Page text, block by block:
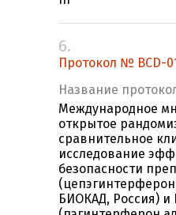
6.
Протокол № BCD-
Название
Международное
открытое
сравнительное
исследование
безопасности
БИОКАД, Россия) и